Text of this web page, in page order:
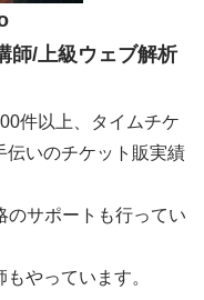
師/上級ウェブ解析
件以上、タイムチケ
伝いのチケット販実績
のサポートも行ってい
やっています。